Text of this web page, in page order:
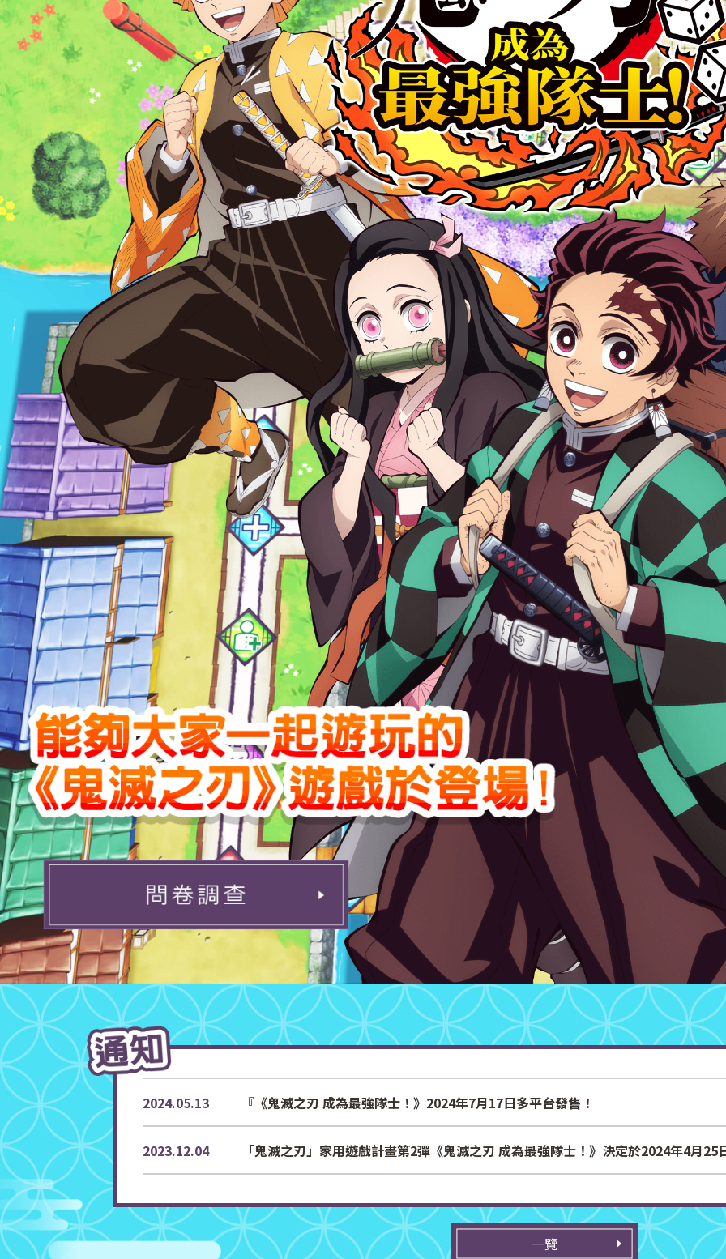
2024.05.13 『《鬼滅之刃 成為最強隊士！》2024年7月17日多平台發售！
2023.12.04 「鬼滅之刃」家用遊戲計畫第2彈《鬼滅之刃 成為最強隊士！》決定於2024年4月25
一覽